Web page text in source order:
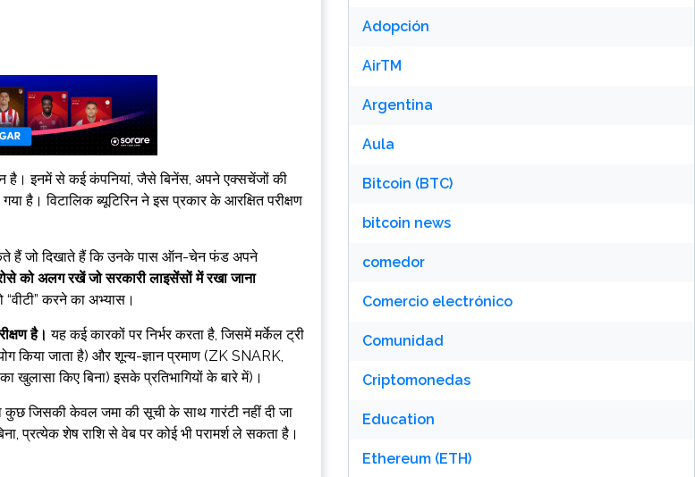
है। इनमें से कई कंपनियां, जैसे बिनेंस, अपने एक्सचेंजों की
है। विटालिक ब्यूटिरिन ने इस प्रकार के आरक्षित परीक्षण
हैं जो दिखाते हैं कि उनके पास ऑन-चेन फंड अपने
को अलग रखें जो सरकारी लाइसेंसों में रखा जाना
करने का अभ्यास।
है। यह कई कारकों पर निर्भर करता है, जिसमें मर्केल ट्री
किया जाता है) और शून्य-ज्ञान प्रमाण (ZK SNARK,
खुलासा किए बिना) इसके प्रतिभागियों के बारे में)।
कुछ जिसकी केवल जमा की सूची के साथ गारंटी नहीं दी जा
प्रत्येक शेष राशि से वेब पर कोई भी परामर्श ले सकता है।
Adopción
AirTM
Argentina
Aula
Bitcoin (BTC)
bitcoin news
comedor
Comercio electrónico
Comunidad
Criptomonedas
Education
Ethereum (ETH)